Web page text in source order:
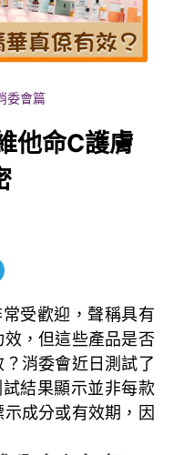
委會篇
他命C護膚
受歡迎，聲稱具有
，但這些產品是否
消委會近日測試了
結果顯示並非每款
成分或有效期，因